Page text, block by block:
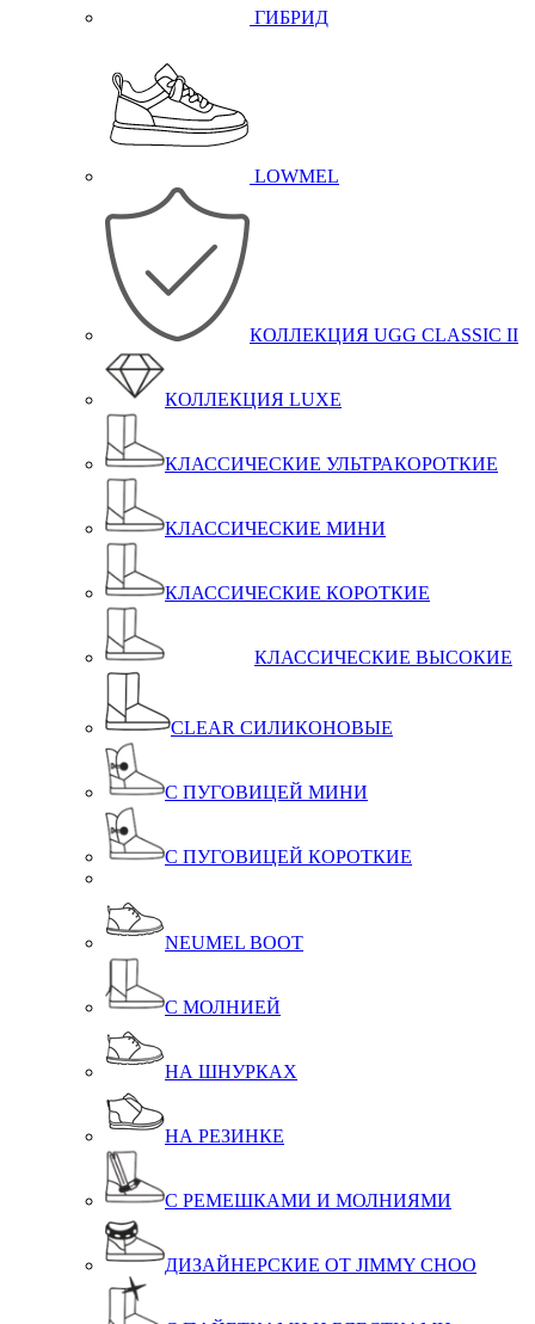
ГИБРИД
LOWMEL
КОЛЛЕКЦИЯ UGG CLASSIC II
КОЛЛЕКЦИЯ LUXE
КЛАССИЧЕСКИЕ УЛЬТРАКОРОТКИЕ
КЛАССИЧЕСКИЕ МИНИ
КЛАССИЧЕСКИЕ КОРОТКИЕ
КЛАССИЧЕСКИЕ ВЫСОКИЕ
CLEAR СИЛИКОНОВЫЕ
С ПУГОВИЦЕЙ МИНИ
С ПУГОВИЦЕЙ КОРОТКИЕ
NEUMEL BOOT
С МОЛНИЕЙ
НА ШНУРКАХ
НА РЕЗИНКЕ
С РЕМЕШКАМИ И МОЛНИЯМИ
ДИЗАЙНЕРСКИЕ ОТ JIMMY CHOO